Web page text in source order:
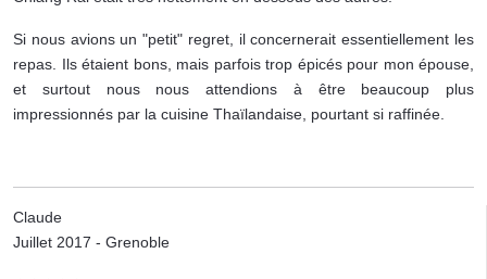
Si nous avions un "petit" regret, il concernerait essentiellement les
repas. Ils étaient bons, mais parfois trop épicés pour mon épouse,
et surtout nous nous attendions à être beaucoup plus
impressionnés par la cuisine Thaïlandaise, pourtant si raffinée.
Claude
Juillet 2017 - Grenoble